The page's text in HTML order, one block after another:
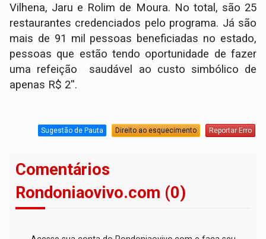
Vilhena, Jaru e Rolim de Moura. No total, são 25
restaurantes credenciados pelo programa. Já são
mais de 91 mil pessoas beneficiadas no estado,
pessoas que estão tendo oportunidade de fazer
uma refeição saudável ao custo simbólico de
apenas R$ 2''.
Sugestão de Pauta Direito ao esquecimento Reportar Erro
Comentários
Rondoniaovivo.com (0)